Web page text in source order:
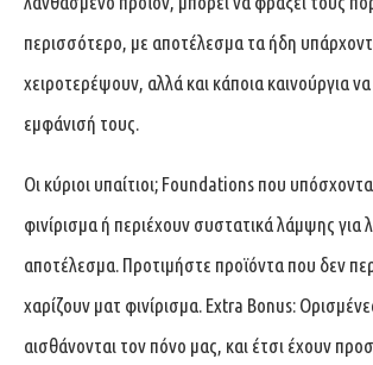
περισσότερο, με αποτέλεσμα τα ήδη
χειροτερέψουν, αλλά και κάποια καινούργια
εμφάνισή τους.
Οι κύριοι υπαίτιοι; Foundations που
φινίρισμα ή περιέχουν συστατικά λάμψης για
αποτέλεσμα. Προτιμήστε προϊόντα που δεν
χαρίζουν ματ φινίρισμα. Extra Bonus:
αισθάνονται τον πόνο μας, και έτσι έχουν